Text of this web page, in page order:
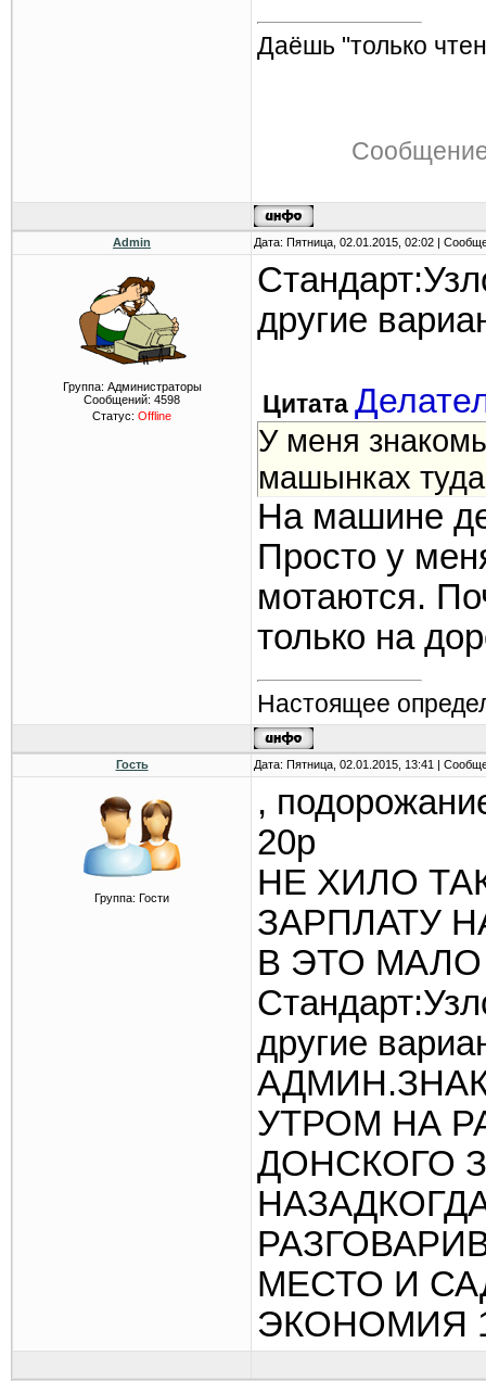
Даёшь "только
Admin Дата: Пятница, 02.01.2015, 02:02 |
Группа: Администраторы
Сообщений: 4598
Статус: Offline
другие
Цитата
У меня
машынках туда
На машине
Просто у
мотаются.
только на
Настоящее
Гость Дата: Пятница, 02.01.2015, 13:41 |
Группа: Гости
,
20р
НЕ ХИЛО
ЗАРПЛАТУ
В ЭТО
другие
УТРОМ НА
ДОНСКОГО
МЕСТО И
ЭКОНОМИЯ